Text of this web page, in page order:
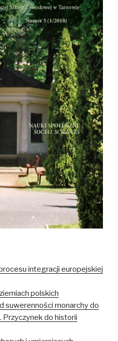
integracji europejskiej
polskich
suwerenności monarchy do
Przyczynek do historii